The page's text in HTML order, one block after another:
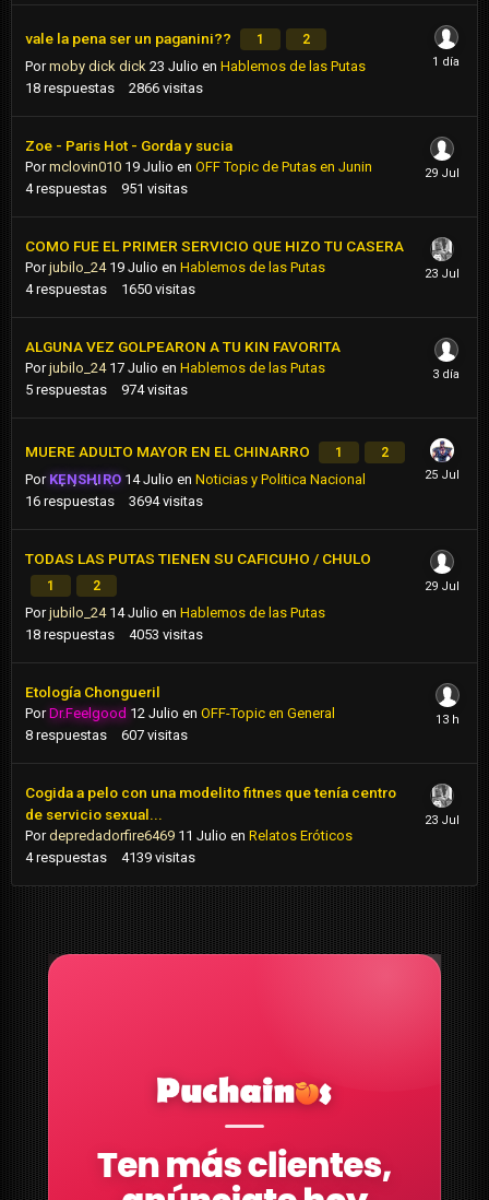
vale la pena ser un paganini?? 1 2
Pormoby dick dick 23 Julio en Hablemos de las Putas
18 respuestas 2866 visitas
Zoe - Paris Hot - Gorda y sucia
Pormclovin010 19 Julio en OFF Topic de Putas en Junin
4 respuestas 951 visitas
COMO FUE EL PRIMER SERVICIO QUE HIZO TU CASERA
Porjubilo_24 19 Julio en Hablemos de las Putas
4 respuestas 1650 visitas
ALGUNA VEZ GOLPEARON A TU KIN FAVORITA
Porjubilo_24 17 Julio en Hablemos de las Putas
5 respuestas 974 visitas
MUERE ADULTO MAYOR EN EL CHINARRO 1 2
Por KENSHIRO 14 Julio enNoticias y Politica Nacional
16 respuestas 3694 visitas
TODAS LAS PUTAS TIENEN SU CAFICUHO / CHULO
1 2
Porjubilo_24 14 Julio en Hablemos de las Putas
18 respuestas 4053 visitas
Etología Chongueril
PorDr.Feelgood 12 Julio en OFF-Topic en General
8 respuestas 607 visitas
Cogida a pelo con una modelito fitnes que tenía centro
de servicio sexual...
Pordepredadorfire6469 11 Julio en Relatos Eróticos
4 respuestas 4139 visitas